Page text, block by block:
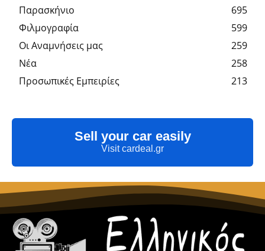
Παρασκήνιο
695
Φιλμογραφία
599
Οι Αναμνήσεις μας
259
Νέα
258
Προσωπικές Εμπειρίες
213
Sell your car easily
Visit cardeal.gr